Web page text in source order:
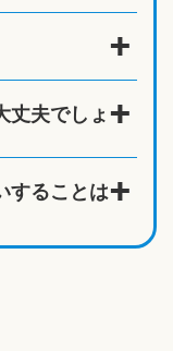
丈夫でしょ
することは